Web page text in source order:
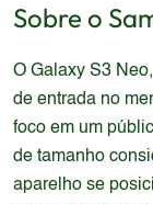
Sobre o
O Galaxy S3
de entrada no
foco em um
de tamanho
aparelho se